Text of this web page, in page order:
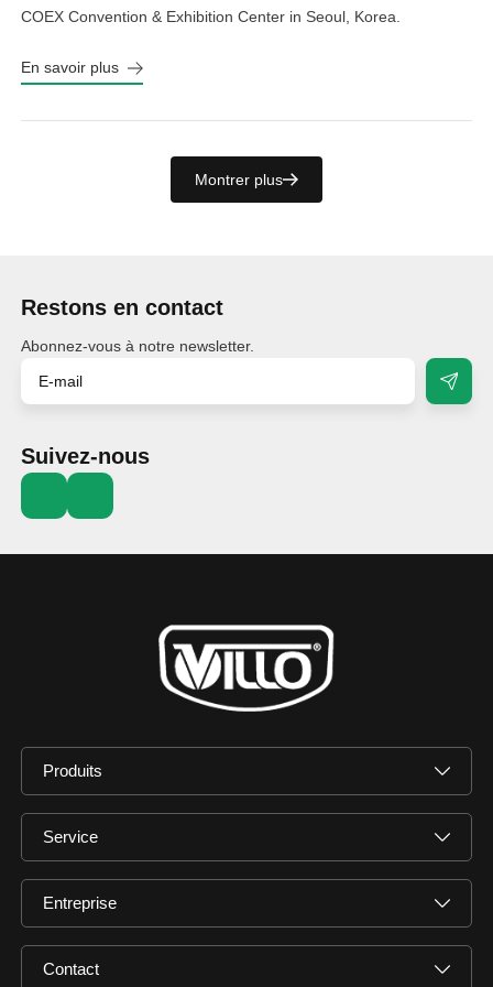
COEX Convention & Exhibition Center in Seoul, Korea.
En savoir plus
Montrer plus
Restons en contact
Abonnez-vous à notre newsletter.
Suivez-nous
Produits
Service
Entreprise
Contact